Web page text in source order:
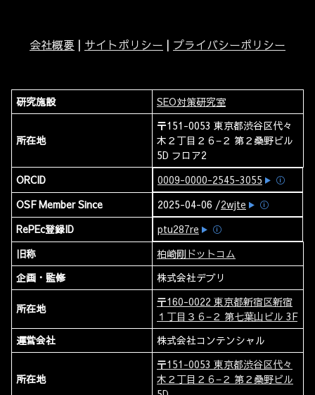
会社概要 | サイトポリシー | プライバシーポリシー
研究施設 SEO対策研究室
所在地
〒151-0053 東京都渋谷区代々
木２丁目２６−２ 第２桑野ビル
5D フロア2
ORCID
0009-0000-2545-3055
ⓘ
OSF Member Since
2025-04-06 /2wjte
ⓘ
RePEc登録ID
ptu287re
ⓘ
旧称
柏崎剛ドットコム
企画・監修
株式会社デブリ
所在地
〒160-0022 東京都新宿区新宿
１丁目３６−２ 第七葉山ビル 3F
運営会社
株式会社コンテンシャル
所在地
〒151-0053 東京都渋谷区代々
木２丁目２６−２ 第２桑野ビル